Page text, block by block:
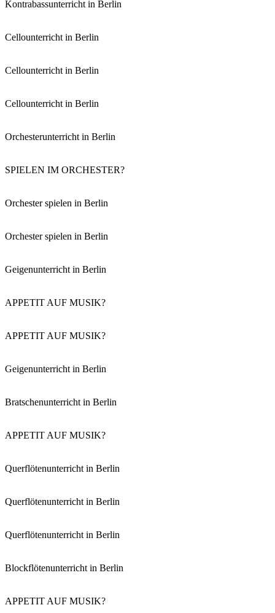
Kontrabassunterricht in Berlin
Cellounterricht in Berlin
Cellounterricht in Berlin
Cellounterricht in Berlin
Orchesterunterricht in Berlin
SPIELEN IM ORCHESTER?
Orchester spielen in Berlin
Orchester spielen in Berlin
Geigenunterricht in Berlin
APPETIT AUF MUSIK?
APPETIT AUF MUSIK?
Geigenunterricht in Berlin
Bratschenunterricht in Berlin
APPETIT AUF MUSIK?
Querflötenunterricht in Berlin
Querflötenunterricht in Berlin
Querflötenunterricht in Berlin
Blockflötenunterricht in Berlin
APPETIT AUF MUSIK?